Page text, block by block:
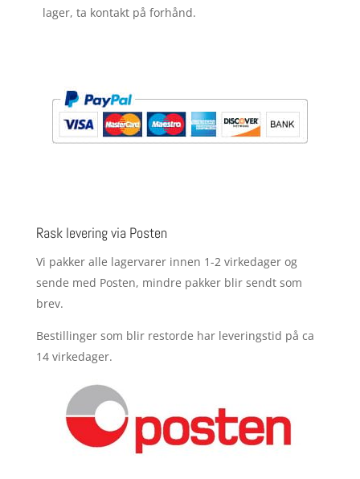
lager, ta kontakt på forhånd.
Rask levering via Posten
Vi pakker alle lagervarer innen 1-2 virkedager og
sende med Posten, mindre pakker blir sendt som
brev.
Bestillinger som blir restorde har leveringstid på ca
14 virkedager.